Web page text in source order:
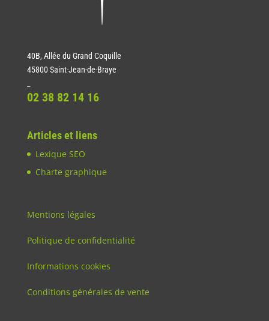
40B, Allée du Grand Coquille
45800 Saint-Jean-de-Braye
02 38 82 14 16
Articles et liens
Lexique SEO
Charte graphique
Mentions légales
Politique de confidentialité
Informations cookies
Conditions générales de vente